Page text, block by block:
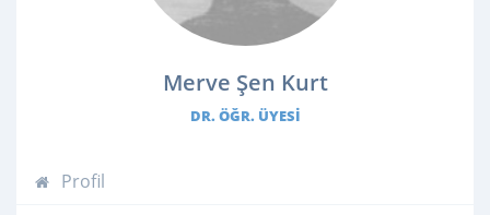
Merve Şen Kurt
DR. ÖĞR. ÜYESI
Profil